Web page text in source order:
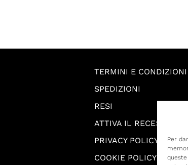
Per
TERMINI E
SPEDIZIONI
RESI
ATTIVA IL RECESSO
PRIVACY POLICY
COOKIE POLICY